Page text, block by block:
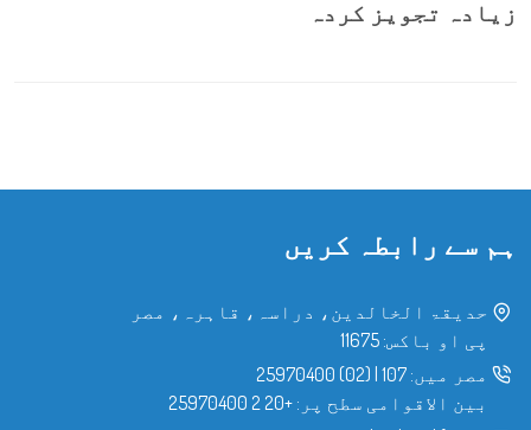
زیادہ تجویز کردہ
ہم سے رابطہ کریں
حدیقۃ الخالدین، دراسہ، قاہرہ، مصر
پی او باکس: 11675
مصر میں: 107
|
(02) 25970400
بین الاقوامی سطح پر: +20 2 25970400